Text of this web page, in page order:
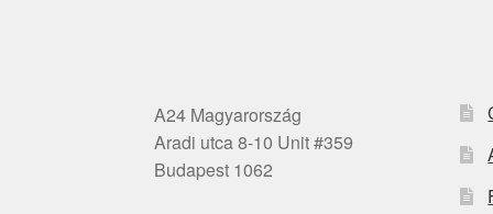
A24 Magyarország
Aradi utca 8-10 Unit #359
Budapest 1062